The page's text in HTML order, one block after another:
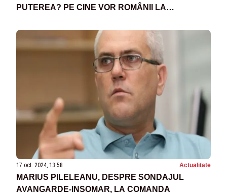
PUTEREA? PE CINE VOR ROMÂNII LA
METRI: CANDIDATUL CARE SE RETRAGE
17 oct. 2024, 13:58 Actualitate
MARIUS PILELEANU, DESPRE SONDAJUL
AVANGARDE-INSOMAR, LA COMANDA